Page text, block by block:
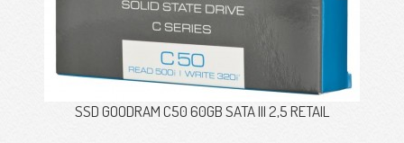
SSD GOODRAM C50 60GB SATA III 2,5 RETAIL